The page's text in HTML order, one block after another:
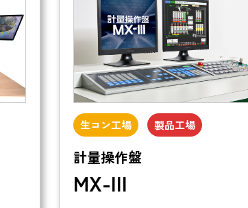
生コン工場 製品工場
計量操作盤
MX-III